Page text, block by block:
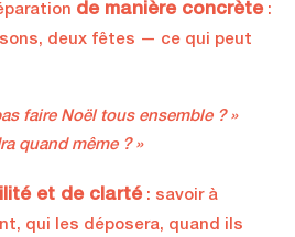
de manière concrète :
deux fêtes — ce qui peut
faire Noël tous ensemble ? »
quand même ? »
et de clarté : savoir à
qui les déposera, quand ils